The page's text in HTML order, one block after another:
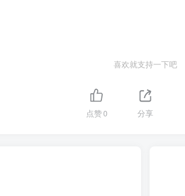
喜欢就支持一下吧
点赞0 分享